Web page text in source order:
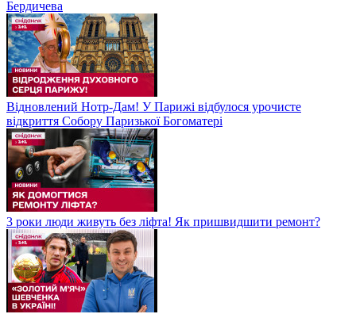
Бердичева
Відновлений Нотр-Дам! У Парижі відбулося урочисте
відкриття Собору Паризької Богоматері
3 роки люди живуть без ліфта! Як пришвидшити ремонт?